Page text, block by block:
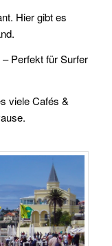
Hier gibt es
– Perfekt für Surfer
viele Cafés &